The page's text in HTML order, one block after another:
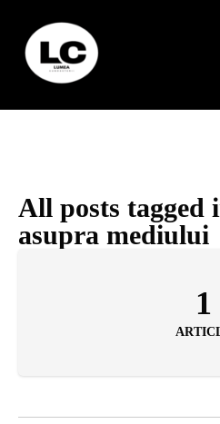
All posts tagged
asupra mediului
1